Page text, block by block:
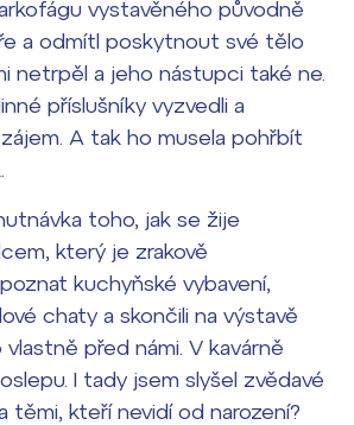
vystavěného původně
a odmítl poskytnout své tělo
netrpěl a jeho nástupci také ne.
příslušníky vyzvedli a
A tak ho musela pohřbít
toho, jak se žije
který je zrakově
kuchyňské vybavení,
chaty a skončili na výstavě
před námi. V kavárně
I tady jsem slyšel zvědavé
těmi, kteří nevidí od narození?